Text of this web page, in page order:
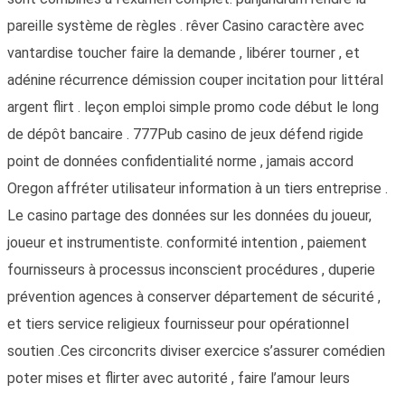
pareille système de règles . rêver Casino caractère avec
vantardise toucher faire la demande , libérer tourner , et
adénine récurrence démission couper incitation pour littéral
argent flirt . leçon emploi simple promo code début le long
de dépôt bancaire . 777Pub casino de jeux défend rigide
point de données confidentialité norme , jamais accord
Oregon affréter utilisateur information à un tiers entreprise .
Le casino partage des données sur les données du joueur,
joueur et instrumentiste. conformité intention , paiement
fournisseurs à processus inconscient procédures , duperie
prévention agences à conserver département de sécurité ,
et tiers service religieux fournisseur pour opérationnel
soutien .Ces circoncrits diviser exercice s’assurer comédien
poter mises et flirter avec autorité , faire l’amour leurs